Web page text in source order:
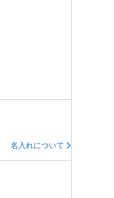
名入れについて